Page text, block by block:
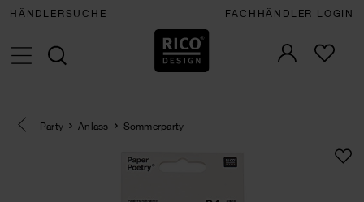
HÄNDLERSUCHE FACHHÄNDLER LOGIN
Eine Kategorie zurück navigieren
Party Anlass Sommerparty